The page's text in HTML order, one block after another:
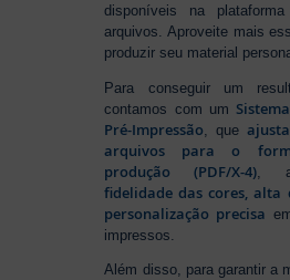
disponíveis na
arquivos. Aproveite mais
produzir seu material
Para conseguir um
contamos com um
Pré-Impressão , que
arquivos para o
produção (PDF/X-4) ,
fidelidade das cores, alta
personalização precisa
impressos.
Além disso, para garantir a